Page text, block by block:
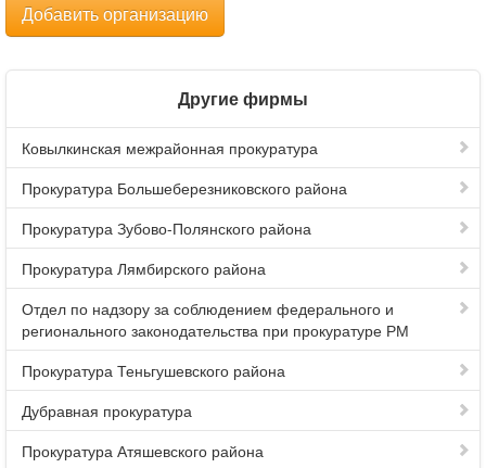
Добавить организацию
Другие фирмы
Ковылкинская межрайонная прокуратура
Прокуратура Большеберезниковского района
Прокуратура Зубово-Полянского района
Прокуратура Лямбирского района
Отдел по надзору за соблюдением федерального и
регионального законодательства при прокуратуре РМ
Прокуратура Теньгушевского района
Дубравная прокуратура
Прокуратура Атяшевского района